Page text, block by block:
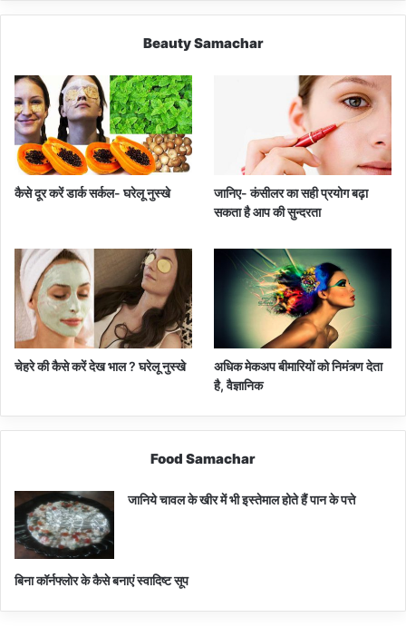
Beauty Samachar
कैसे दूर करें डार्क सर्कल- घरेलू नुस्खे
जानिए- कंसीलर का सही प्रयोग बढ़ा
सकता है आप की सुन्दरता
चेहरे की कैसे करें देख भाल ? घरेलू नुस्खे
अधिक मेकअप बीमारियों को निमंत्र्ण देता
है, वैज्ञानिक
Food Samachar
जानिये चावल के खीर में भी इस्तेमाल होते हैं पान के पत्ते
बिना कॉर्नफ्लोर के कैसे बनाएं स्वादिष्ट सूप